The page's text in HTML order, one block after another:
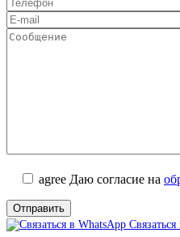
agree Даю согласие на